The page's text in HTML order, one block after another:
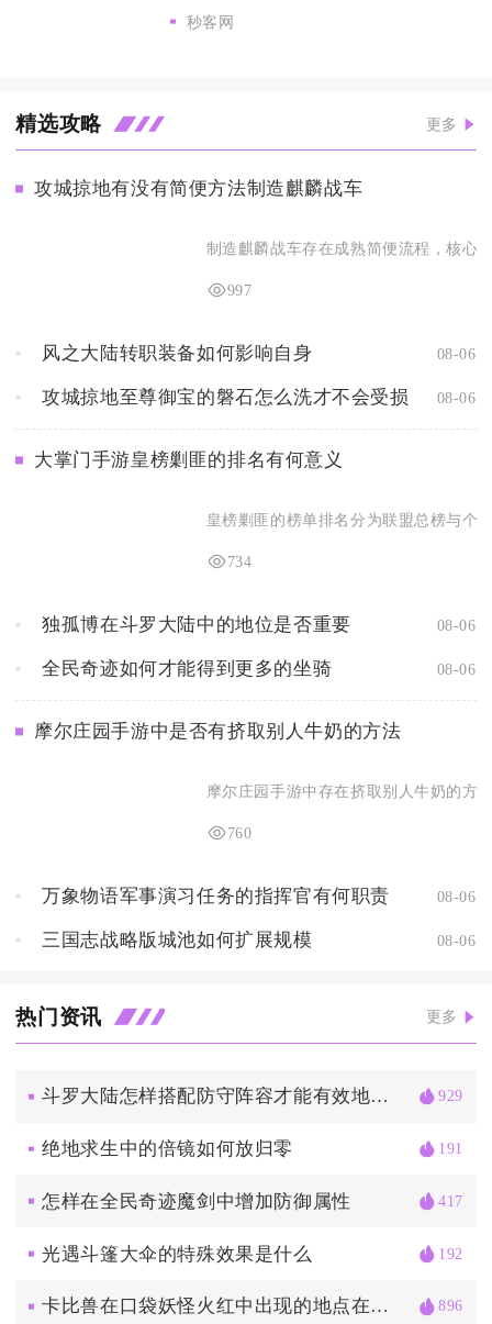
秒客网
精选攻略 更多
攻城掠地有没有简便方法制造麒麟战车
制造麒麟战车存在成熟简便流程，核心
997
风之大陆转职装备如何影响自身 08-06
攻城掠地至尊御宝的磐石怎么洗才不会受损 08-06
大掌门手游皇榜剿匪的排名有何意义
皇榜剿匪的榜单排名分为联盟总榜与个
734
独孤博在斗罗大陆中的地位是否重要 08-06
全民奇迹如何才能得到更多的坐骑 08-06
摩尔庄园手游中是否有挤取别人牛奶的方法
摩尔庄园手游中存在挤取别人牛奶的方
760
万象物语军事演习任务的指挥官有何职责 08-06
三国志战略版城池如何扩展规模 08-06
热门资讯 更多
斗罗大陆怎样搭配防守阵容才能有效地抵挡蓝银皇的攻击 929
绝地求生中的倍镜如何放归零 191
怎样在全民奇迹魔剑中增加防御属性 417
光遇斗篷大伞的特殊效果是什么 192
卡比兽在口袋妖怪火红中出现的地点在哪里 896